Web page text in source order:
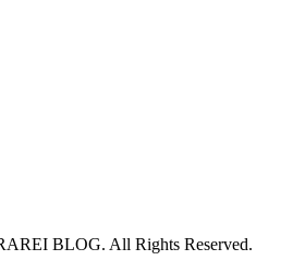
BLOG. All Rights Reserved.